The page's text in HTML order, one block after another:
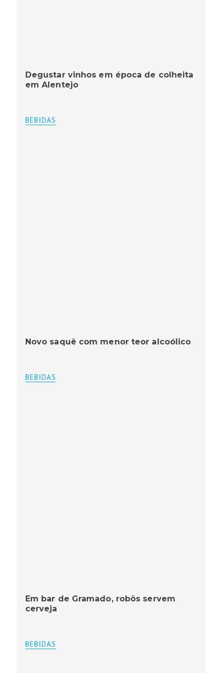
Degustar vinhos em época de colheita
em Alentejo
BEBIDAS
Novo saquê com menor teor alcoólico
BEBIDAS
Em bar de Gramado, robôs servem
cerveja
BEBIDAS